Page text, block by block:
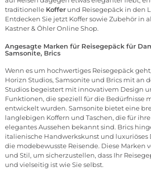
traditionelle Koffer und Reisegepäck in den
Entdecken Sie jetzt Koffer sowieZubehör in
Kastner & ÖhlerOnline Shop.
Angesagte Marken für Reisegepäck für
Samsonite, Brics
Wenn es um hochwertiges Reisegepäck
Horizn Studios, Samsonite und Brics mit an
Studios begeistert mit innovativem Design
Funktionen, die speziell für die Bedürfnisse
entwickelt wurden. Samsonite bietet eine
langlebigen Koffern und Taschen, die für
elegantes Aussehen bekannt sind. Brics
italienische Handwerkskunst und luxuriöses
die modebewusste Reisende. Diese Marken
und Stil, um sicherzustellen, dass Ihr
und vielseitig ist wie Sie selbst.